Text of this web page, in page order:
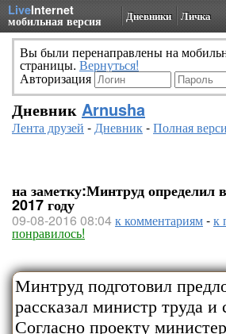
LiveInternet
мобильная версия Дневники Личка
Вы были перенаправлены на
страницы. Вернуться!
Авторизация
Дневник Arnusha
Лента друзей -Дневник-Полная
на заметку:Минтруд определил
2017 году
09-08-2016 08:04к комментариям-к
понравилось!
Минтруд подготовил
рассказал министр труда
Согласно проекту